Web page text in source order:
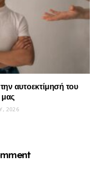
αυτοεκτίμησή του
μας
2026